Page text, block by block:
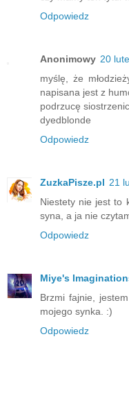
Odpowiedz
Anonimowy 20
myślę, że
napisana jest z
podrzucę
dyedblonde
Odpowiedz
ZuzkaPisze.pl 21
Niestety nie jest to
syna, a ja nie
Odpowiedz
Miye's
Brzmi fajnie,
mojego synka. :)
Odpowiedz